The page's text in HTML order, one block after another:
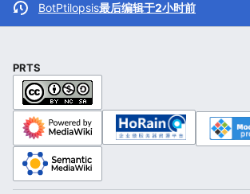
BotPtilopsis最后编辑于2小时前
PRTS